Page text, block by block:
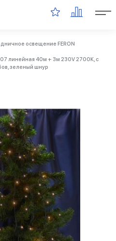
освещение FERON
линейная 40м + 3м 230V 2700К, c
зеленый шнур